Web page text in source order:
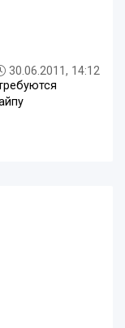
30.06.2011, 14:12